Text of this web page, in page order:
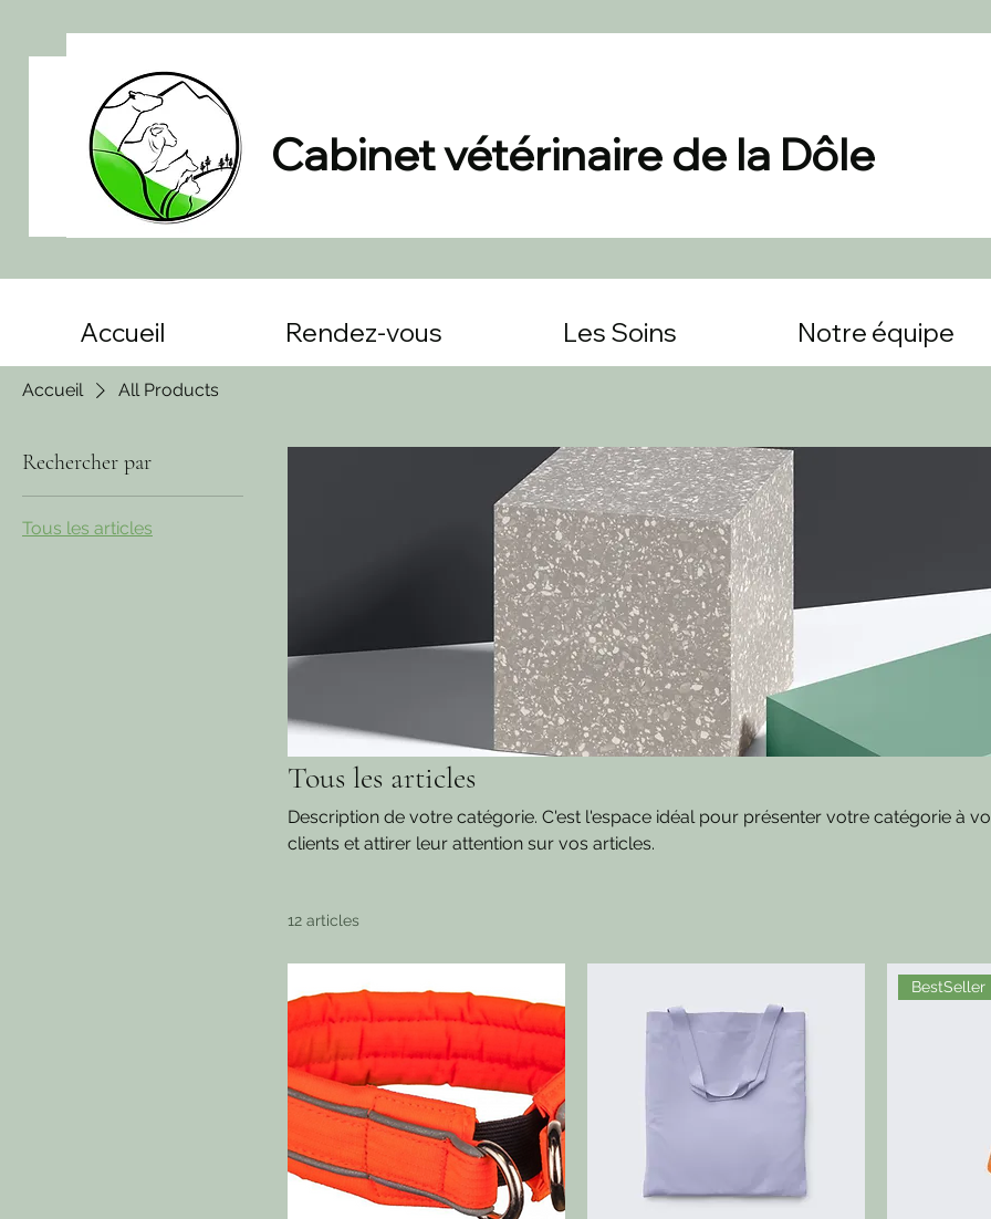
Cabinet vétérinaire de la Dôle
Accueil Rendez-vous Les Soins Notre équipe
Accueil All Products
Rechercher par
Tous les articles
Tous les articles
Description de votre catégorie. C'est l'espace idéal pour présenter votre catégorie à
clients et attirer leur attention sur vos articles.
12 articles
BestSeller